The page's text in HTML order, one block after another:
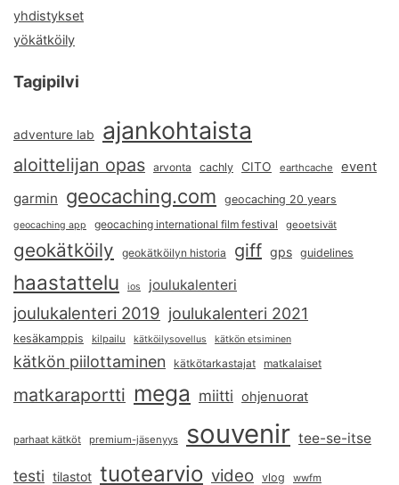
yhdistykset
yökätköily
Tagipilvi
adventure lab ajankohtaista
aloittelijan opas arvonta cachly CITO earthcache event
garmin geocaching.com geocaching 20 years
geocaching app geocaching international film festival geoetsivät
geokätköily geokätköilyn historia giff gps guidelines
haastattelu ios joulukalenteri
joulukalenteri 2019 joulukalenteri 2021
kesäkamppis kilpailu kätköilysovellus kätkön etsiminen
kätkön piilottaminen kätkötarkastajat matkalaiset
matkaraportti mega miitti ohjenuorat
parhaat kätköt premium-jäsenyys souvenir tee-se-itse
testi tilastot tuotearvio video vlog wwfm